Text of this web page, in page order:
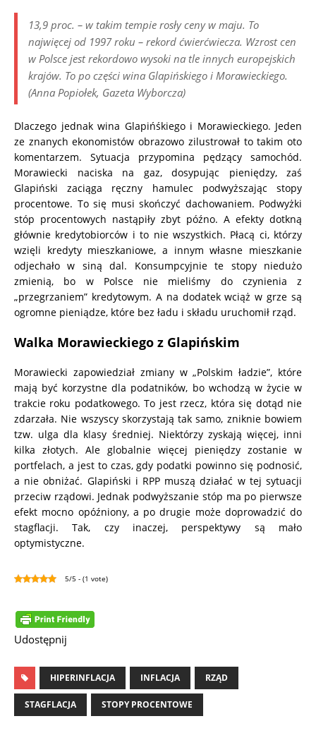
13,9 proc. – w takim tempie rosły ceny w maju. To
najwięcej od 1997 roku – rekord ćwierćwiecza. Wzrost cen
w Polsce jest rekordowo wysoki na tle innych europejskich
krajów. To po części wina Glapińskiego i Morawieckiego.
(Anna Popiołek, Gazeta Wyborcza)
Dlaczego jednak wina Glapińśkiego i Morawieckiego. Jeden
ze znanych ekonomistów obrazowo zilustrował to takim oto
komentarzem. Sytuacja przypomina pędzący samochód.
Morawiecki naciska na gaz, dosypując pieniędzy, zaś
Glapiński zaciąga ręczny hamulec podwyższając stopy
procentowe. To się musi skończyć dachowaniem. Podwyżki
stóp procentowych nastąpiły zbyt późno. A efekty dotkną
głównie kredytobiorców i to nie wszystkich. Płacą ci, którzy
wzięli kredyty mieszkaniowe, a innym własne mieszkanie
odjechało w siną dal. Konsumpcyjnie te stopy niedużo
zmienią, bo w Polsce nie mieliśmy do czynienia z
„przegrzaniem” kredytowym. A na dodatek wciąż w grze są
ogromne pieniądze, które bez ładu i składu uruchomił rząd.
Walka Morawieckiego z Glapińskim
Morawiecki zapowiedział zmiany w „Polskim ładzie”, które
mają być korzystne dla podatników, bo wchodzą w życie w
trakcie roku podatkowego. To jest rzecz, która się dotąd nie
zdarzała. Nie wszyscy skorzystają tak samo, zniknie bowiem
tzw. ulga dla klasy średniej. Niektórzy zyskają więcej, inni
kilka złotych. Ale globalnie więcej pieniędzy zostanie w
portfelach, a jest to czas, gdy podatki powinno się podnosić,
a nie obniżać. Glapiński i RPP muszą działać w tej sytuacji
przeciw rządowi. Jednak podwyższanie stóp ma po pierwsze
efekt mocno opóźniony, a po drugie może doprowadzić do
stagflacji. Tak, czy inaczej, perspektywy są mało
optymistyczne.
5/5 - (1 vote)
Udostępnij
HIPERINFLACJA INFLACJA RZĄD
STAGFLACJA STOPY PROCENTOWE